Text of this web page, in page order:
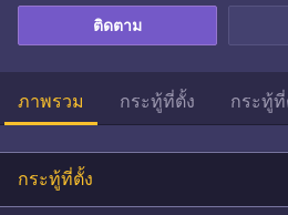
ติดตาม
ภาพรวม กระทู้ที่ตั้ง กระทู้
กระทู้ที่ตั้ง